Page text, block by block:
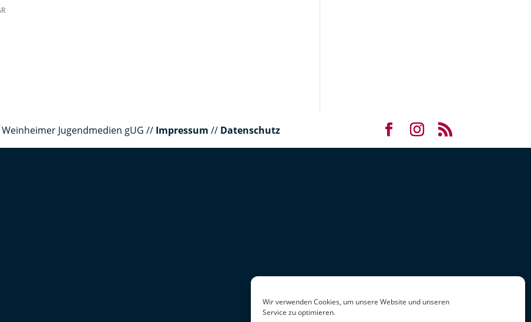
Wir verwenden Cookies, um unsere Website und unseren
Service zu optimieren.
Jugendmedien gUG // Impressum // Datenschutz